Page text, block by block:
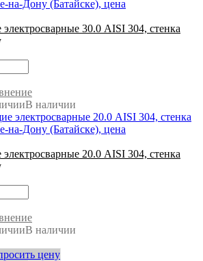
30.0 AISI 304, стенка
В наличии
20.0 AISI 304, стенка
В наличии
цену